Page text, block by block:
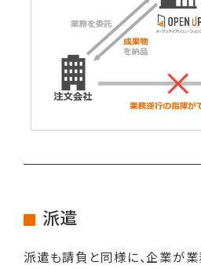
派遣
派遣も請負と同様に、企業が